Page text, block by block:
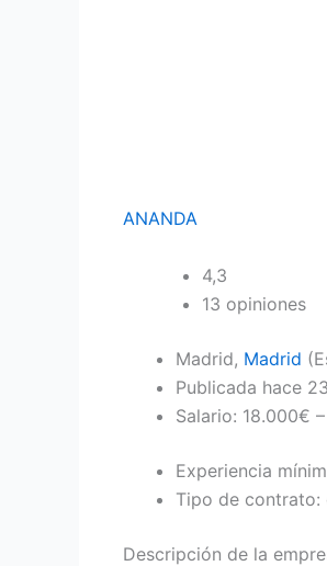
ANANDA
4,3
13 opiniones
Madrid, Madrid
Publicada hace
Salario: 18.000€
Experiencia
Tipo de contrato:
Descripción de la